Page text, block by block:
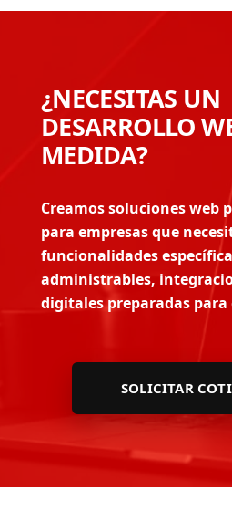
¿NECESITAS UN
DESARROLLO
MEDIDA?
Creamos soluciones web
para empresas que
funcionalidades
administrables,
digitales preparadas para
SOLICITAR